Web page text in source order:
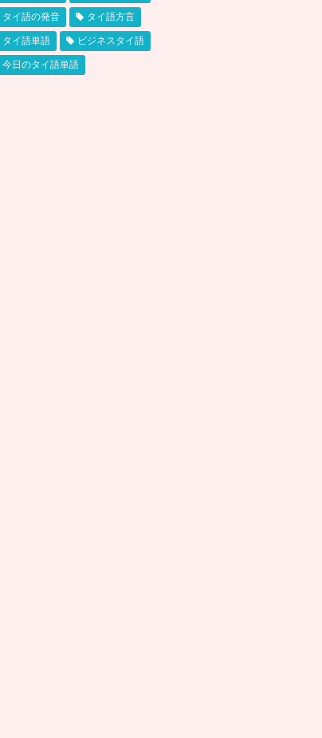
タイ語の発音 タイ語方言
タイ語単語 ビジネスタイ語
今日のタイ語単語